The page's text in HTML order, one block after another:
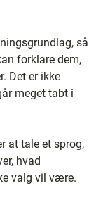
så
forklare dem,
Det er ikke
meget tabt i
at tale et sprog,
hvad
valg vil være.